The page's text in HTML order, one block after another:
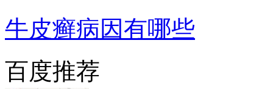
牛皮癣病因有哪些
百度推荐